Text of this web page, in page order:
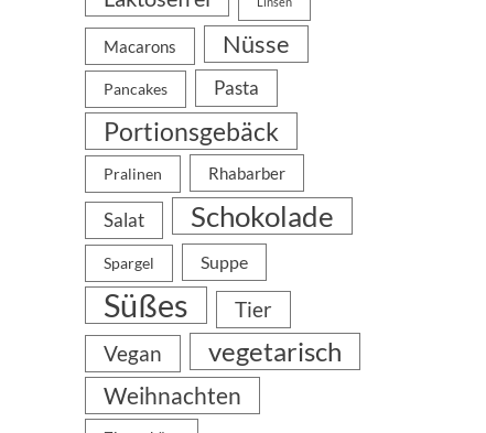
Macarons Nüsse
Pancakes Pasta
Portionsgebäck
Pralinen Rhabarber
Salat Schokolade
Spargel Suppe
Süßes
Tier
Vegan
vegetarisch
Weihnachten